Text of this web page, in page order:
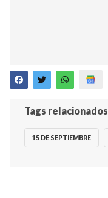
Tags relacionados
15 DE SEPTIEMBRE